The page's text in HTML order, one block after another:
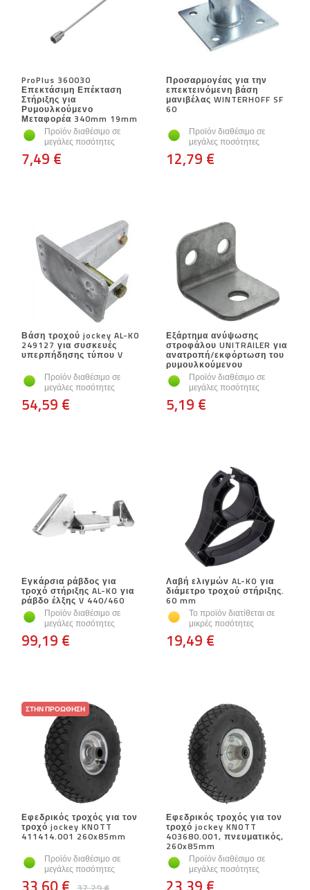
ProPlus 360030
Επεκτάσιμη Επέκταση
Στήριξης για
Ρυμουλκούμενο
Μεταφορέα 340mm 19mm
Προϊόν διαθέσιμο σε
μεγάλες ποσότητες
7,49 €
Προσαρμογέας για την
επεκτεινόμενη βάση
μανιβέλας WINTERHOFF SF
60
Προϊόν διαθέσιμο σε
μεγάλες ποσότητες
12,79 €
Βάση τροχού jockey AL-KO
249127 για συσκευές
υπερπήδησης τύπου V
Προϊόν διαθέσιμο σε
μεγάλες ποσότητες
54,59 €
Εξάρτημα ανύψωσης
στροφάλου UNITRAILER για
ανατροπή/εκφόρτωση του
ρυμουλκούμενου
Προϊόν διαθέσιμο σε
μεγάλες ποσότητες
5,19 €
Εγκάρσια ράβδος για
τροχό στήριξης AL-KO για
ράβδο έλξης V 440/460
Προϊόν διαθέσιμο σε
μεγάλες ποσότητες
99,19 €
Λαβή ελιγμών AL-KO για
διάμετρο τροχού στήριξης.
60 mm
Το προϊόν διατίθεται σε
μικρές ποσότητες
19,49 €
ΣΤΗΝ ΠΡΟΏΘΗΣΗ
Εφεδρικός τροχός για τον
τροχό jockey KNOTT
411414.001 260x85mm
Προϊόν διαθέσιμο σε
μεγάλες ποσότητες
Εφεδρικός τροχός για τον
τροχό jockey KNOTT
403680.001, πνευματικός,
260x85mm
Προϊόν διαθέσιμο σε
μεγάλες ποσότητες